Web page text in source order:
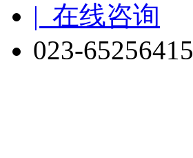
| 在线咨询
023-65256415